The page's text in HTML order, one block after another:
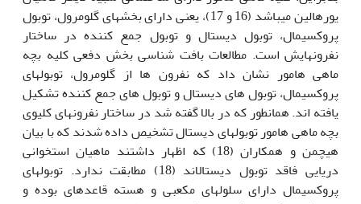
یورهالین می‏‏باشد (16 و 17)، یعنی دارای بخش‏های گلومرول، توبول
پروکسیمال، توبول دیستال و توبول جمع کننده در ساختار
نفرون‏هایش است. مطالعات بافت شناسی بخش دفعی کلیه بچه
ماهی هامور نشان داد که نفرون ها از گلومرول، توبول‏های
پروکسیمال، توبول های دیستال و توبول های جمع کننده تشکیل
یافته اند. همانطور که در بالا گفته شد در ساختار نفرون‏های کلیوی
بچه ماهی هامور توبول‏های دیستال تشخیص داده شدند که با بیان
هیچمن و همکاران (18) که اظهار داشتند ماهیان استخوانی
دریایی فاقد توبول دیستال‏اند (18) مطابقت ندارد. توبول‏های
پروکسیمال دارای سلول‏های مکعبی و هسته قاعده‏ای بوده و